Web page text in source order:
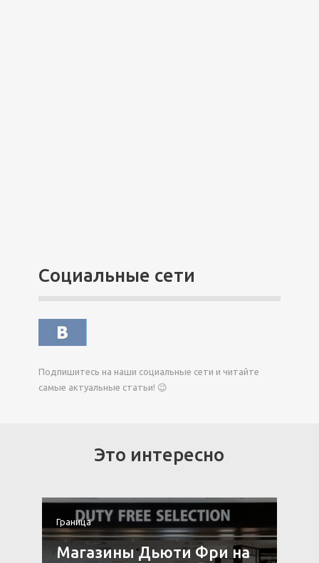
Социальные сети
Подпишитесь на наши социальные сети и читайте
самые актуальные статьи! 😉
Это интересно
Граница
Магазины Дьюти Фри на